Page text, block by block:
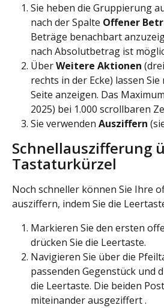
Sie heben die Gruppierung
nach der Spalte Offener
Beträge benachbart
nach Absolutbetrag ist
Über Weitere Aktionen
rechts in der Ecke) lassen
Seite anzeigen. Das
2025) bei 1.000 scrollbaren
Sie verwenden Ausziffern
Schnellauszifferung
Tastaturkürzel
Noch schneller können Sie Ihre
ausziffern, indem Sie die
Markieren Sie den ersten
drücken Sie die Leertaste.
Navigieren Sie über die
passenden Gegenstück und
die Leertaste. Die beiden
miteinander ausgeziffert .